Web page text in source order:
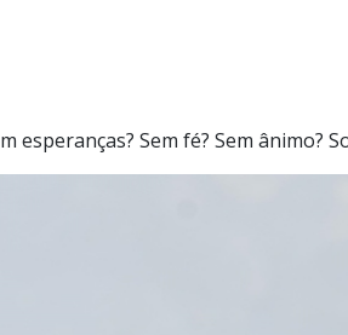
esperanças? Sem fé? Sem ânimo?